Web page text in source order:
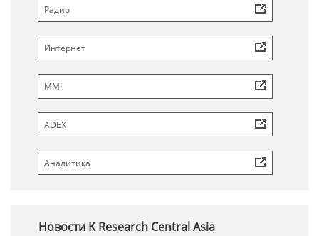
Радио
Интернет
MMI
ADEX
Аналитика
Новости K Research Central Asia